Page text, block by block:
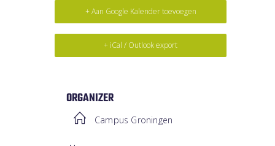
+ Aan Google Kalender toevoegen
+ iCal / Outlook export
ORGANIZER
Campus Groningen